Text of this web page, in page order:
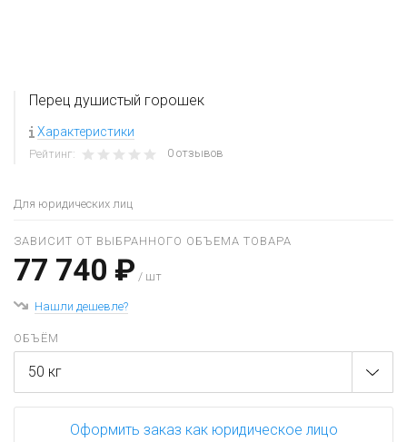
Перец душистый горошек
Характеристики
Рейтинг: 0 отзывов
Для юридических лиц
ЗАВИСИТ ОТ ВЫБРАННОГО ОБЪЕМА ТОВАРА
77 740 ₽ / шт
Нашли дешевле?
ОБЪЁМ
50 кг
Оформить заказ как юридическое лицо